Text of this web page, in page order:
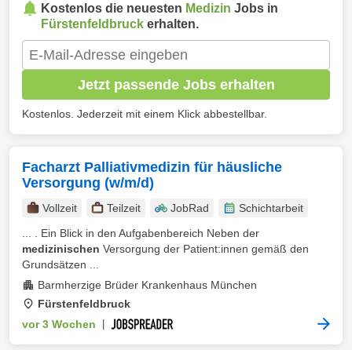
Kostenlos die neuesten Medizin Jobs in
Fürstenfeldbruck erhalten.
Jetzt passende Jobs erhalten
Kostenlos. Jederzeit mit einem Klick abbestellbar.
Facharzt Palliativmedizin für häusliche
Versorgung (w/m/d)
Vollzeit Teilzeit JobRad
Schichtarbeit
... . Ein Blick in den Aufgabenbereich Neben der
medizinischen Versorgung der Patient:innen gemäß den
Grundsätzen ...
Barmherzige Brüder Krankenhaus München
Fürstenfeldbruck
vor 3 Wochen